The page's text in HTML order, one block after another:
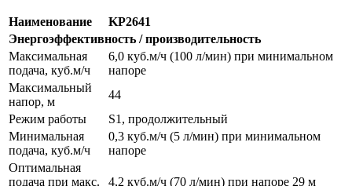
Наименование
KP2641
Энергоэффективность / производительность
Максимальная
подача, куб.м/ч
6,0 куб.м/ч (100 л/мин) при минимальном
напоре
Максимальный
напор, м
44
Режим работы
S1, продолжительный
Минимальная
подача, куб.м/ч
0,3 куб.м/ч (5 л/мин) при минимальном
напоре
Оптимальная
подача при макс.
4,2 куб.м/ч (70 л/мин) при напоре 29 м